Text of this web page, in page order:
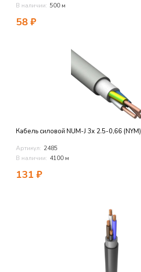
В наличии: 500 м
58₽
Кабель силовой NUM-J 3х 2.5-0,66 (NYM)
Артикул: 2485
В наличии: 4100 м
131 ₽